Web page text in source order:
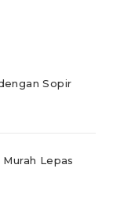
Sopir
Lepas